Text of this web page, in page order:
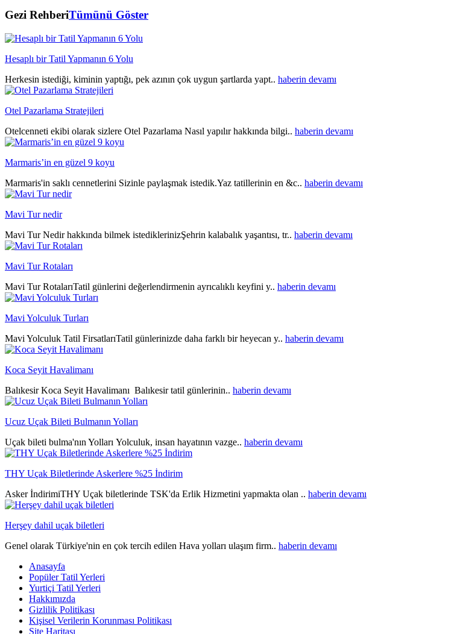
Gezi RehberiTümünü Göster
Hesaplı bir Tatil Yapmanın 6 Yolu
Herkesin istediği, kiminin yaptığı, pek azının çok uygun şartlarda yapt.. haberin devamı
Otel Pazarlama Stratejileri
Otelcenneti ekibi olarak sizlere Otel Pazarlama Nasıl yapılır hakkında bilgi.. haberin devamı
Marmaris’in en güzel 9 koyu
Marmaris'in saklı cennetlerini Sizinle paylaşmak istedik.Yaz tatillerinin en &c.. haberin devamı
Mavi Tur nedir
Mavi Tur Nedir hakkında bilmek istediklerinizŞehrin kalabalık yaşantısı, tr.. haberin devamı
Mavi Tur Rotaları
Mavi Tur RotalarıTatil günlerini değerlendirmenin ayrıcalıklı keyfini y.. haberin devamı
Mavi Yolculuk Turları
Mavi Yolculuk Tatil FirsatlarıTatil günlerinizde daha farklı bir heyecan y.. haberin devamı
Koca Seyit Havalimanı
Balıkesir Koca Seyit Havalimanı Balıkesir tatil günlerinin.. haberin devamı
Ucuz Uçak Bileti Bulmanın Yolları
Uçak bileti bulma'nın Yolları Yolculuk, insan hayatının vazge.. haberin devamı
THY Uçak Biletlerinde Askerlere %25 İndirim
Asker İndirimiTHY Uçak biletlerinde TSK'da Erlik Hizmetini yapmakta olan .. haberin devamı
Herşey dahil uçak biletleri
Genel olarak Türkiye'nin en çok tercih edilen Hava yolları ulaşım firm.. haberin devamı
Anasayfa
Popüler Tatil Yerleri
Yurtiçi Tatil Yerleri
Hakkımızda
Gizlilik Politikası
Kişisel Verilerin Korunması Politikası
Site Haritası